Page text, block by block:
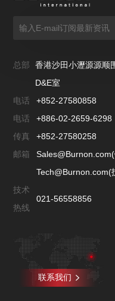
总部
香港沙田小瀝源源顺
D&E室
电话
+852-27580858
电话
+886-02-2659-6298
传真
+852-27580258
邮箱
Tech@Burnon.com(
技术
热线
021-56558856
联系我们